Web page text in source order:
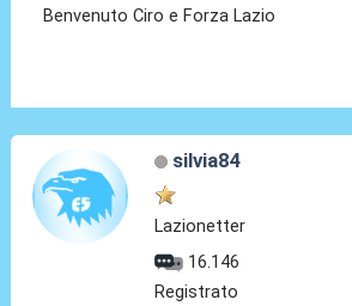
Benvenuto Ciro e Forza Lazio
silvia84
Lazionetter
16.146
Registrato